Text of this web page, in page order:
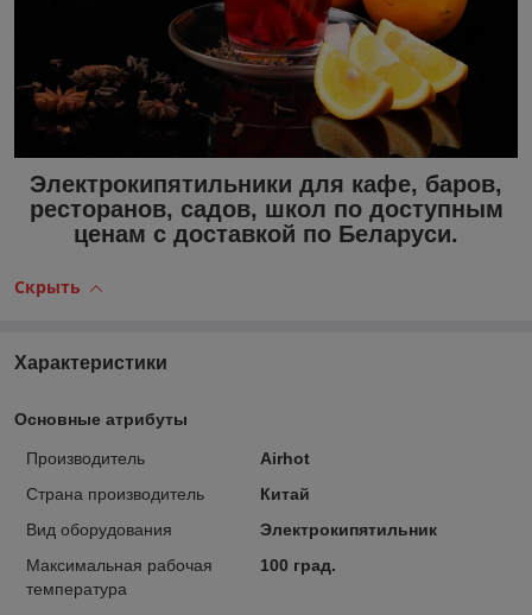
Электрокипятильники для кафе, баров,
ресторанов, садов, школ по доступным
ценам с доставкой по Беларуси.
Скрыть
Характеристики
Основные атрибуты
Производитель
Airhot
Страна производитель
Китай
Вид оборудования
Электрокипятильник
Максимальная рабочая
температура
100 град.